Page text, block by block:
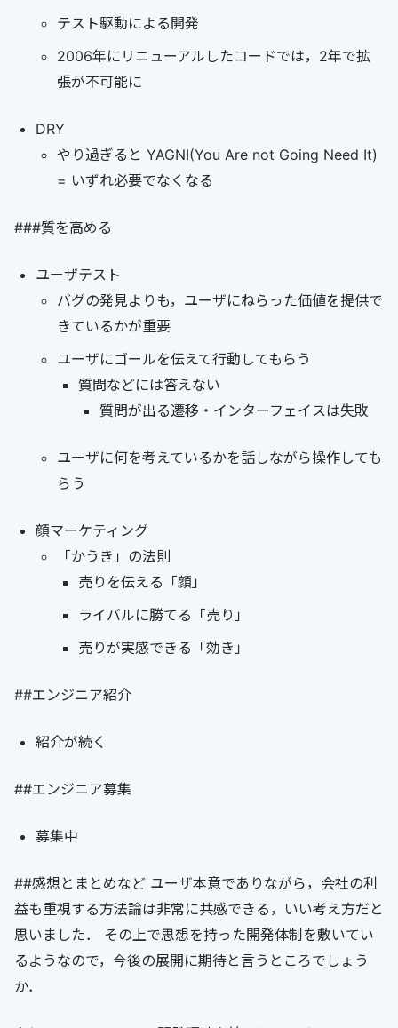
テスト駆動による開発
2006年にリニューアルしたコードでは，2年で拡
張が不可能に
DRY
やり過ぎると YAGNI(You Are not Going Need It)
= いずれ必要でなくなる
###質を高める
ユーザテスト
バグの発見よりも，ユーザにねらった価値を提供で
きているかが重要
ユーザにゴールを伝えて行動してもらう
質問などには答えない
質問が出る遷移・インターフェイスは失敗
ユーザに何を考えているかを話しながら操作しても
らう
顔マーケティング
「かうき」の法則
売りを伝える「顔」
ライバルに勝てる「売り」
売りが実感できる「効き」
##エンジニア紹介
紹介が続く
##エンジニア募集
募集中
##感想とまとめなど ユーザ本意でありながら，会社の利
益も重視する方法論は非常に共感できる，いい考え方だと
思いました． その上で思想を持った開発体制を敷いてい
るようなので，今後の展開に期待と言うところでしょう
か．